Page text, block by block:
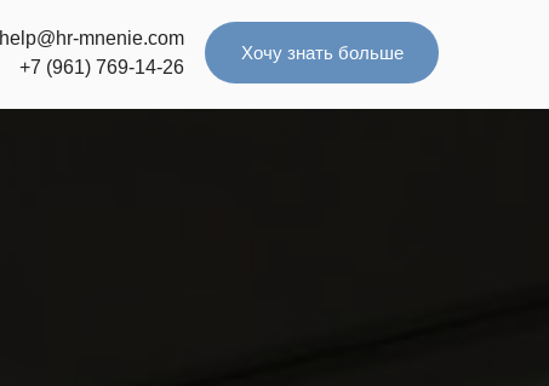
+7 (961) 769-14-26
help@hr-mnenie.com
Хочу знать больше